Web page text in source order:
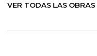
VER TODAS LAS OBRAS